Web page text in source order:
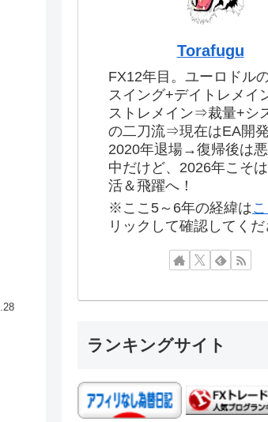
Torafugu
FX12年目。ユーロドル
スイング+デイトレメイ
ストレメイン⇒裁量+シ
の二刀流⇒現在はEA開発
2020年退場→復帰後は
中だけど、2026年こそ
活＆飛躍へ！
※ここ5～6年の経緯は
リックして確認してくだ
ランキングサイト